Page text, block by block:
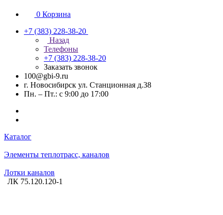
0 Корзина
+7 (383) 228-38-20
Назад
Телефоны
+7 (383) 228-38-20
Заказать звонок
100@gbi-9.ru
г. Новосибирск ул. Станционная д.38
Пн. – Пт.: с 9:00 до 17:00
Каталог
Элементы теплотрасс, каналов
Лотки каналов
ЛК 75.120.120-1